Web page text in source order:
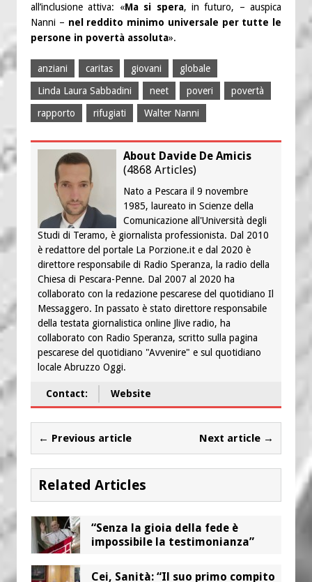
all’inclusione attiva: «Ma si spera, in futuro, – auspica
Nanni – nel reddito minimo universale per tutte le
persone in povertà assoluta».
anziani caritas giovani
globale
Linda Laura Sabbadini
neet poveri
povertà
rapporto
rifugiati Walter Nanni
About Davide De Amicis
(4868 Articles)
Nato a Pescara il 9 novembre
1985, laureato in Scienze della
Comunicazione all'Università degli
Studi di Teramo, è giornalista professionista. Dal 2010
è redattore del portale La Porzione.it e dal 2020 è
direttore responsabile di Radio Speranza, la radio della
Chiesa di Pescara-Penne. Dal 2007 al 2020 ha
collaborato con la redazione pescarese del quotidiano Il
Messaggero. In passato è stato direttore responsabile
della testata giornalistica online Jlive radio, ha
collaborato con Radio Speranza, scritto sulla pagina
pescarese del quotidiano "Avvenire" e sul quotidiano
locale Abruzzo Oggi.
Contact: Website
← Previous article Next article →
Related Articles
“Senza la gioia della fede è
impossibile la testimonianza”
Cei, Sanità: “Il suo primo compito